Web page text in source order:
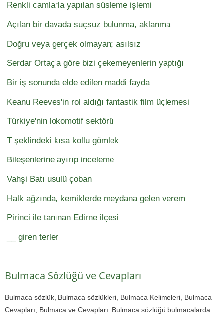
Renkli camlarla yapılan süsleme işlemi
Açılan bir davada suçsuz bulunma, aklanma
Doğru veya gerçek olmayan; asılsız
Serdar Ortaç'a göre bizi çekemeyenlerin yaptığı
Bir iş sonunda elde edilen maddi fayda
Keanu Reeves'in rol aldığı fantastik film üçlemesi
Türkiye'nin lokomotif sektörü
T şeklindeki kısa kollu gömlek
Bileşenlerine ayırıp inceleme
Vahşi Batı usulü çoban
Halk ağzında, kemiklerde meydana gelen verem
Pirinci ile tanınan Edirne ilçesi
__ giren terler
Bulmaca Sözlüğü ve Cevapları
Bulmaca sözlük, Bulmaca sözlükleri, Bulmaca Kelimeleri, Bulmaca
Cevapları, Bulmaca ve Cevapları. Bulmaca sözlüğü bulmacalarda